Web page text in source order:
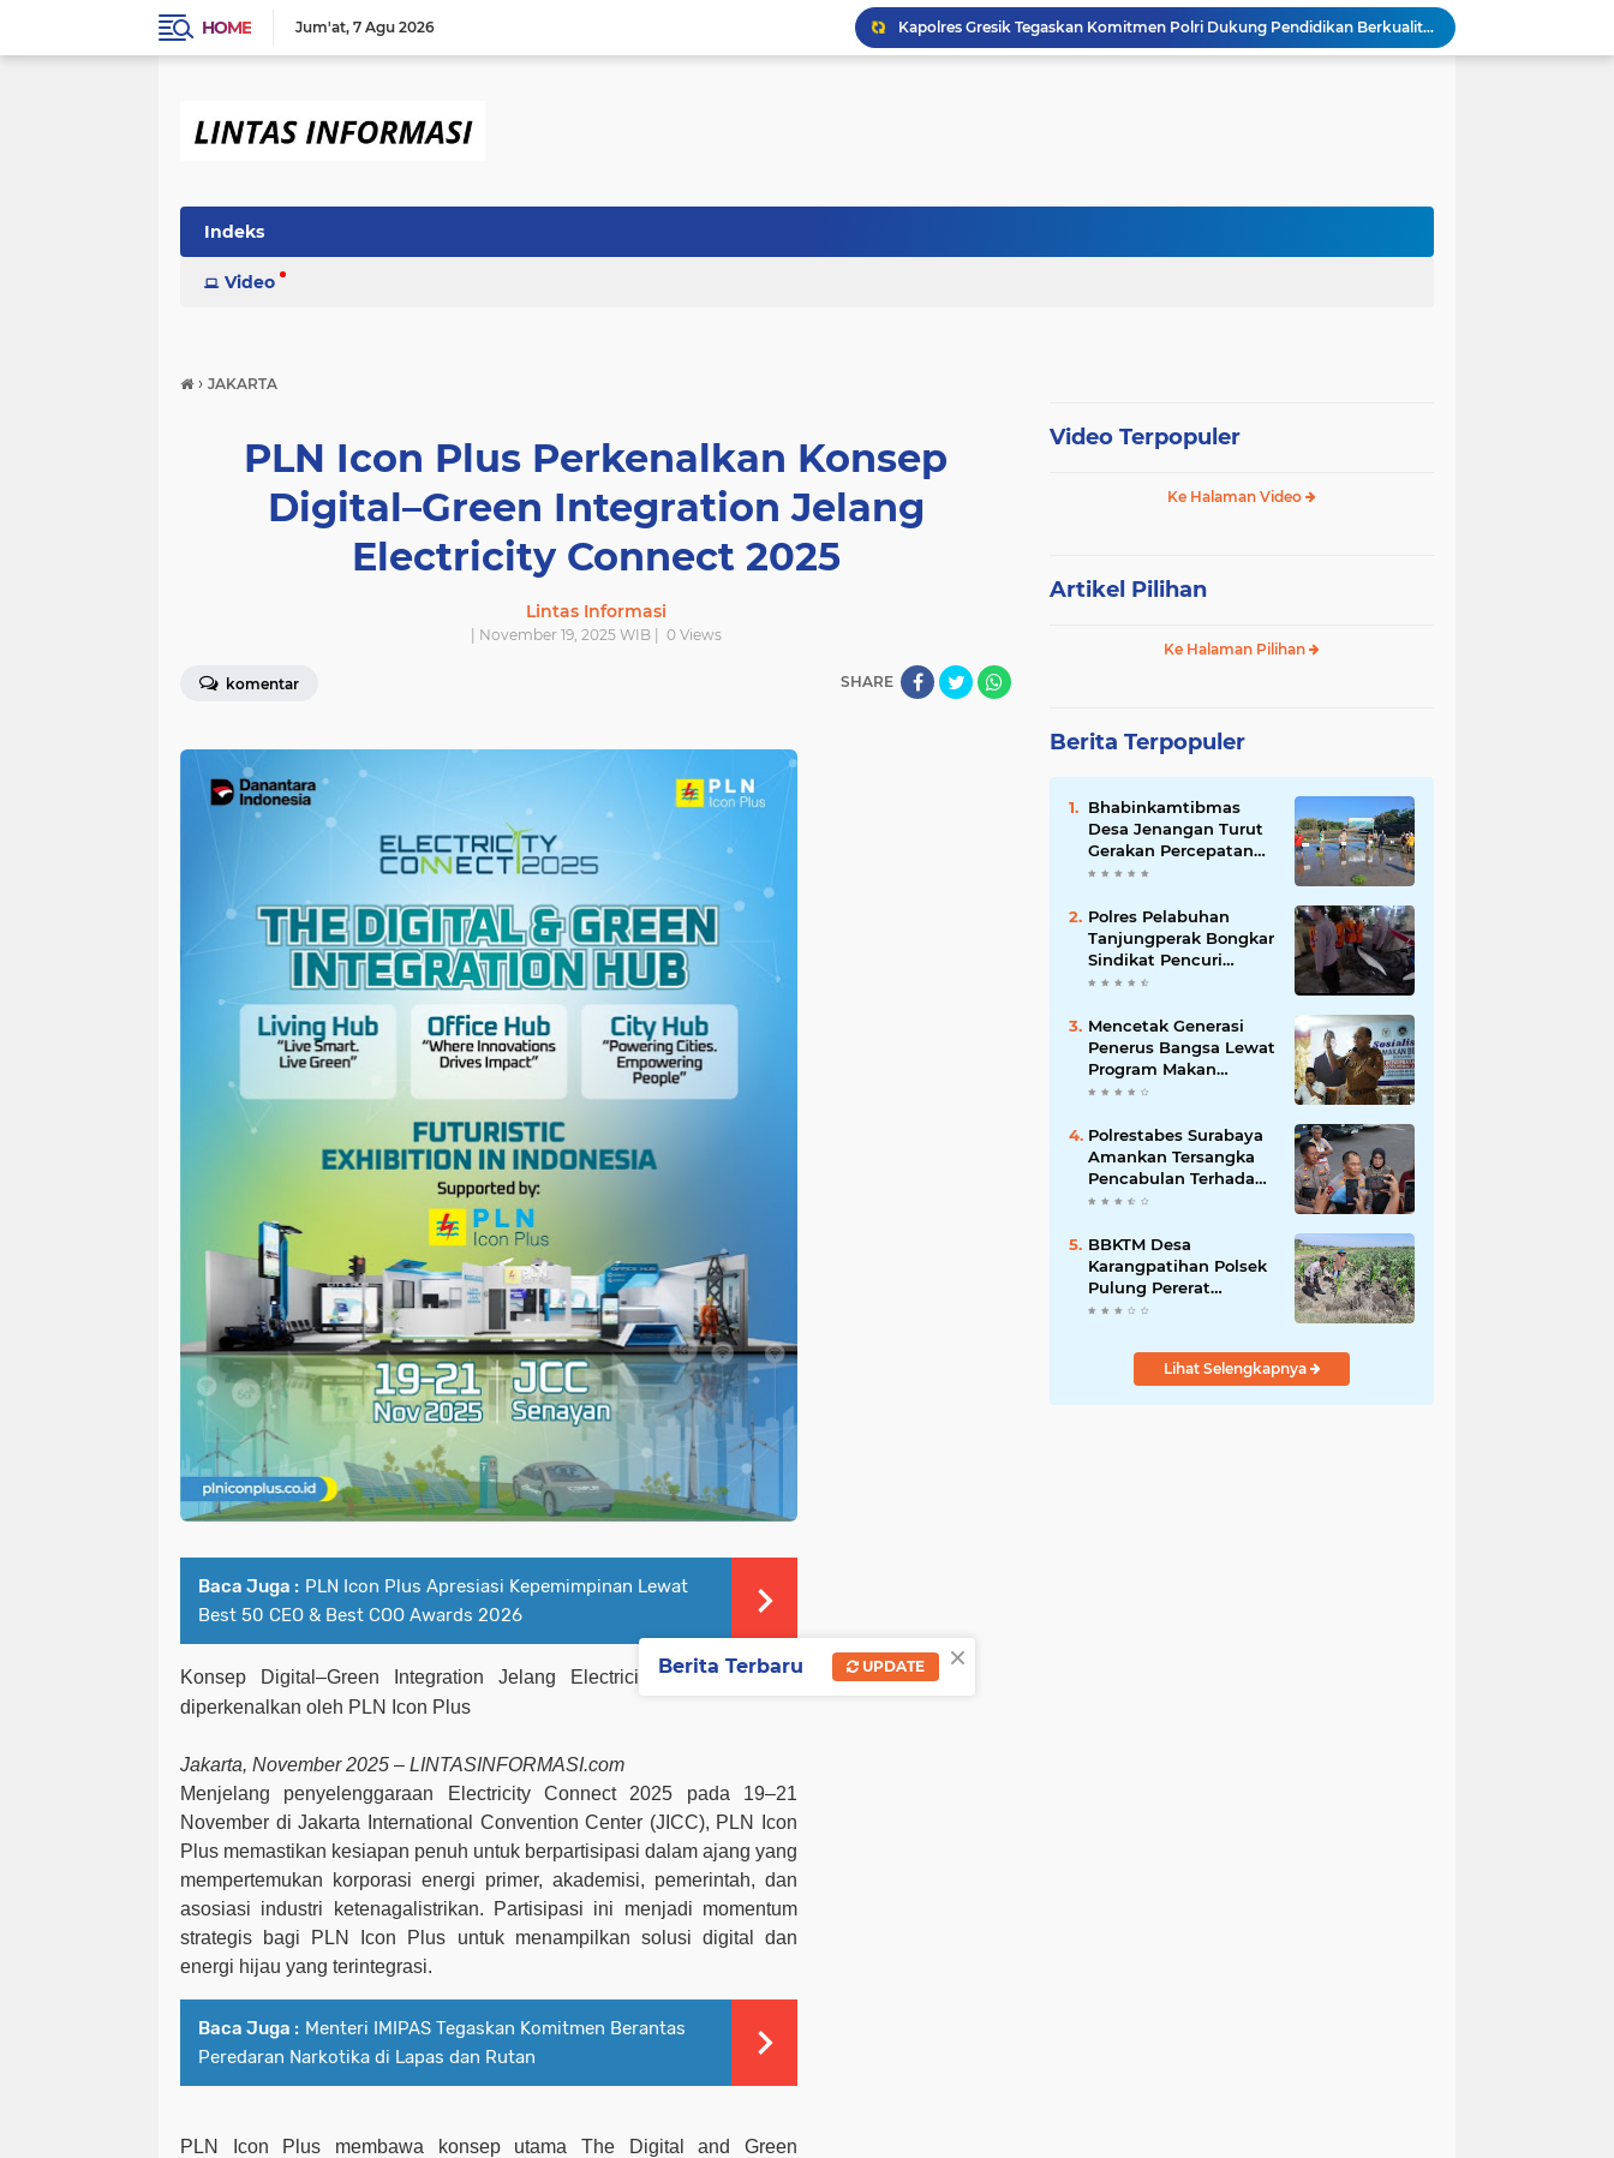
HOME Jum'at 7 Agu 2026
Gelar Piramida, AKBP Yenni Ajak Media Sinergi Jaga Kondusivitas Bojonegoro
Polres Malang Amankan Tersangka Pengedar Narkoba di Kepanjen, Sita Sabu 96 Gram dan Ganja 131 Gram
Waspada Karhutla, Sinergi TNI-Polri dan Perhutani Pasang Banner Imbauan di Kawasan Hutan Ngrayun
Indeks
Video
› JAKARTA
PLN Icon Plus Perkenalkan Konsep
Digital–Green Integration Jelang
Electricity Connect 2025
Lintas Informasi
| November 19, 2025 WIB | 0Views
komentar SHARE
Baca Juga : PLN Icon Plus Apresiasi Kepemimpinan Lewat
Best 50 CEO & Best COO Awards 2026
Konsep Digital–Green Integration Jelang Electricity Connect 2025
diperkenalkan oleh PLN Icon Plus
Jakarta, November 2025 – LINTASINFORMASI.com
Menjelang penyelenggaraan Electricity Connect 2025 pada 19–21
November di Jakarta International Convention Center (JICC), PLN Icon
Plus memastikan kesiapan penuh untuk berpartisipasi dalam ajang yang
mempertemukan korporasi energi primer, akademisi, pemerintah, dan
asosiasi industri ketenagalistrikan. Partisipasi ini menjadi momentum
strategis bagi PLN Icon Plus untuk menampilkan solusi digital dan
energi hijau yang terintegrasi.
Baca Juga : Menteri IMIPAS Tegaskan Komitmen Berantas
Peredaran Narkotika di Lapas dan Rutan
PLN Icon Plus membawa konsep utama The Digital and Green
Video Terpopuler
Ke Halaman Video
Artikel Pilihan
Ke Halaman Pilihan
Berita Terpopuler
Bhabinkamtibmas
Desa Jenangan Turut
Gerakan Percepatan
Tanam, Polri Siap
Pangan Kabupaten
Ponorogo
Polres Pelabuhan
Tanjungperak Bongkar
Sindikat Pencuri
Belasan Unit AC,
Diamankan
Mencetak Generasi
Penerus Bangsa Lewat
Program Makan
Bergizi Gratis
Polrestabes Surabaya
Amankan Tersangka
Pencabulan Terhadap
Tujuh Anak Dibawah
BBKTM Desa
Karangpatihan Polsek
Pulung Pererat
Silaturahmi Bersama
Kamtibmas yang
Lihat Selengkapnya
×
Berita Terbaru UPDATE